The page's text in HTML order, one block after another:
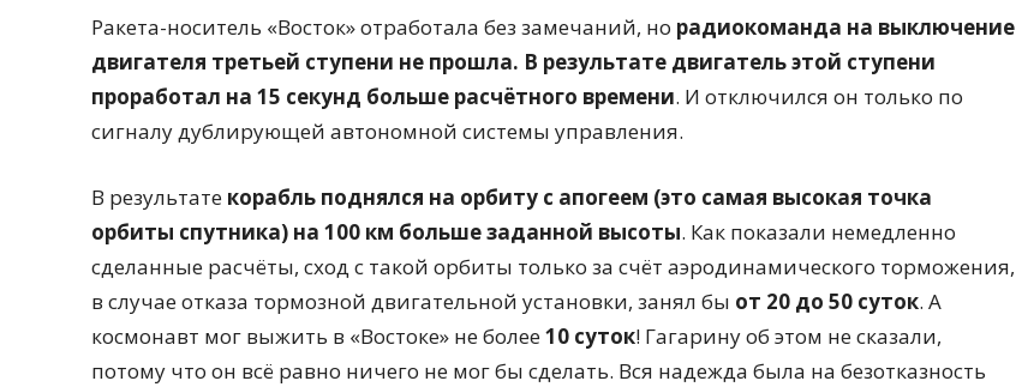
Ракета-носитель «Восток» отработала без замечаний, но радиокоманда на выключение
двигателя третьей ступени не прошла. В результате двигатель этой ступени
проработал на 15 секунд больше расчётного времени. И отключился он только по
сигналу дублирующей автономной системы управления.
В результате корабль поднялся на орбиту с апогеем (это самая высокая точка
орбиты спутника) на 100 км больше заданной высоты. Как показали немедленно
сделанные расчёты, сход с такой орбиты только за счёт аэродинамического торможения,
в случае отказа тормозной двигательной установки, занял бы от 20 до 50 суток. А
космонавт мог выжить в «Востоке» не более10 суток! Гагарину об этом не сказали,
потому что он всё равно ничего не мог бы сделать. Вся надежда была на безотказность